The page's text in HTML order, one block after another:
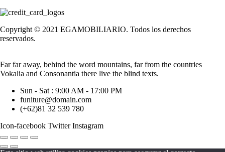
Copyright © 2021 EGAMOBILIARIO. Todos los derechos
reservados.
Far far away, behind the word mountains, far from the countries
Vokalia and Consonantia there live the blind texts.
Sun - Sat : 9:00 AM - 17:00 PM
funiture@domain.com
(+62)81 32 539 780
Icon-facebook Twitter Instagram